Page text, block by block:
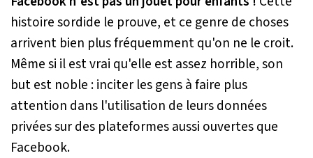
histoire sordide le prouve, et ce genre de choses
arrivent bien plus fréquemment qu'on ne le croit.
Même si il est vrai qu'elle est assez horrible, son
but est noble : inciter les gens à faire plus
attention dans l'utilisation de leurs données
privées sur des plateformes aussi ouvertes que
Facebook.